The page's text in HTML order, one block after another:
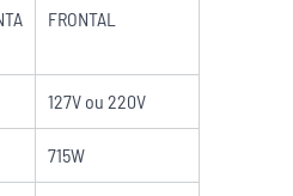
FRONTAL
127V ou 220V
715W